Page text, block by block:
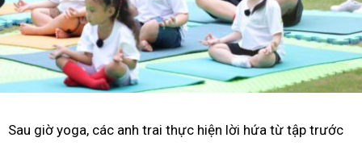
Sau giờ yoga, các anh trai thực hiện lời hứa từ tập trước